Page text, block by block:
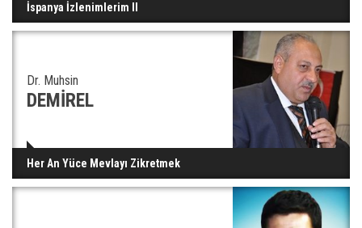
İspanya İzlenimlerim II
Dr. Muhsin
DEMİREL
Her An Yüce Mevlayı Zikretmek